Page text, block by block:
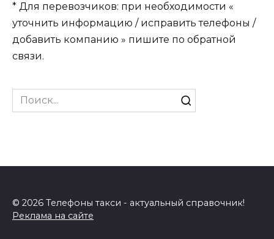
* Для перевозчиков: при необходимости «
уточнить информацию / исправить телефоны /
добавить компанию » пишите по обратной
связи.
Search
for:
© 2026 Телефоны такси - актуальный справочник!
Реклама на сайте